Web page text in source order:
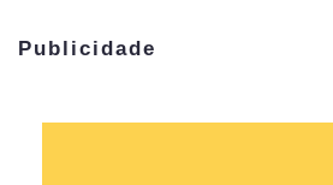
Publicidade